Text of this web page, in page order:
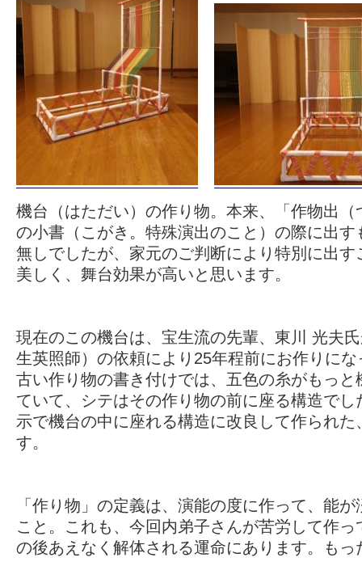
機台（はただい）の作り物。本来、「作物出（
の小書（こがき。特殊演出のこと）の際に出す
無しでしたが、家元のご判断により特別に出す
美しく、舞台効果が高いと思います。
現在のこの機台は、宝生流の先輩、東川 光夫
生英照師）の依頼により25年程前にお作りに
古い作り物の書き付けでは、五色の糸がもっと
ていて、シテはその作り物の前に座る構造で
示で機台の中に座れる構造に改良して作られ
す。
「作り物」の定義は、演能の度に作って、能
こと。これも、今回内弟子さんが苦労して作
の後あえなく解体される運命にあります。もっ